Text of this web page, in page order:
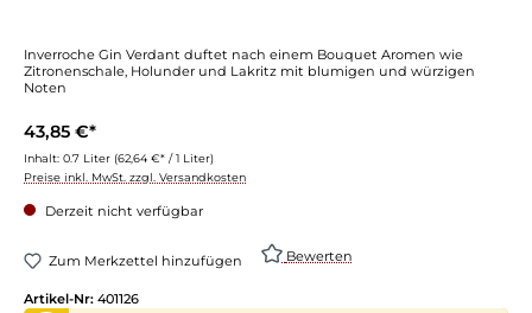
Inverroche Gin Verdant duftet nach einem Bouquet Aromen wie
Zitronenschale, Holunder und Lakritz mit blumigen und würzigen
Noten
43,85 €*
Inhalt: 0.7 Liter (62,64 €* / 1 Liter)
Preise inkl. MwSt. zzgl. Versandkosten
Derzeit nicht verfügbar
Zum Merkzettel hinzufügen Bewerten
Artikel-Nr: 401126